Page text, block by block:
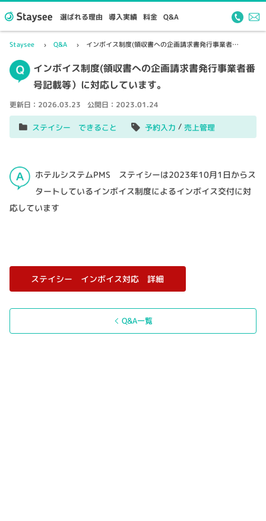
選ばれる理由 導入実績 料金 Q&A
Staysee Q&A インボイス制度(領収書への企画請求書発行事業者番号記載等）に対応しています。
インボイス制度(領収書への企画請求書発行事業者番
号記載等）に対応しています。
更新日： 2026.03.23 公開日： 2023.01.24
ステイシー できること 予約入力 / 売上管理
ホテルシステムPMS ステイシーは2023年10月1日からス
タートしているインボイス制度によるインボイス交付に対
応しています
ステイシー インボイス対応 詳細
Q&A一覧